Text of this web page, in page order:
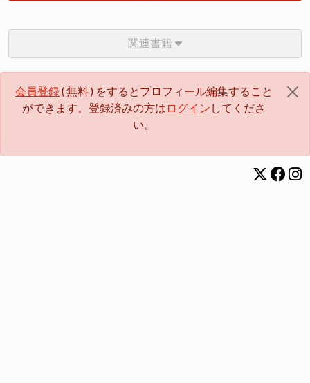
関連書籍
会員登録(無料)をするとプロフィール編集すること
ができます。登録済みの方は ログイン してくださ
い。